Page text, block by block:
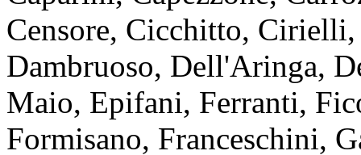
Censore, Cicchitto,
Dambruoso, Dell'Aringa,
Maio, Epifani, Ferranti,
Formisano, Franceschini,